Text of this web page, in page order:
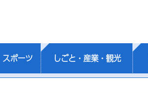
ポーツ しごと・産業・観光